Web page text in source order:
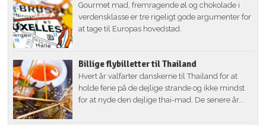
Gourmet mad, fremragende øl og chokolade i
verdensklasse er tre rigeligt gode argumenter for
at tage til Europas hovedstad.
Billige flybilletter til Thailand
Hvert år valfarter danskerne til Thailand for at
holde ferie på de dejlige strande og ikke mindst
for at nyde den dejlige thai-mad. De senere år...